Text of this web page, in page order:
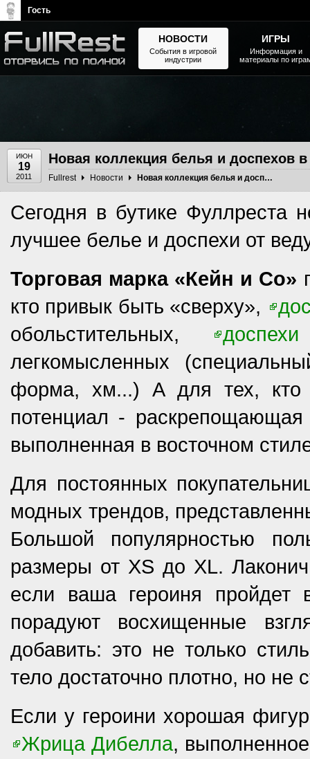
ИЮН
19
2011
Новая коллекция белья и доспехов
Fullrest Новости Новая коллекция белья и доспехов в бутике ФуллРеста
Сегодня в бутике Фуллреста
лучшее белье и доспехи от
Торговая марка «Кейн и Со»
кто привык быть «сверху»,
обольстительных,
легкомысленных
форма, хм...) А для тех, кто
потенциал -
выполненная в восточном
Для постоянных
модных трендов,
Большой популярностью
размеры от XS до XL.
если ваша героиня
порадуют восхищенные
добавить: это не только
тело достаточно плотно, но
Если у героини хорошая
Жрица Дибелла,
НОВОСТИ
События в игровой
индустрии
ИГРЫ
Информация и
материалы по
Гость